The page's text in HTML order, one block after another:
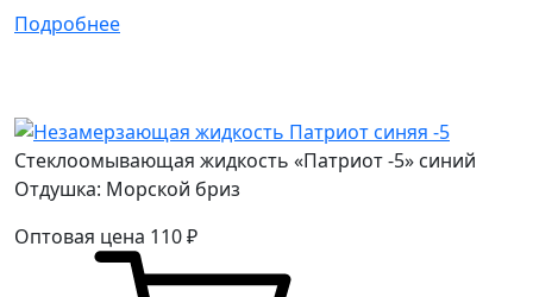
Подробнее
Стеклоомывающая жидкость «Патриот -5» синий
Отдушка: Морской бриз
Оптовая цена 110₽